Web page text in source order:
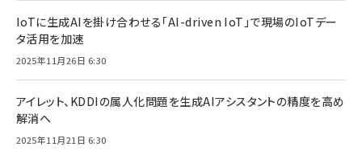
IoTに生成AIを掛け合わせる「AI-driven IoT」で現場のIoTデー
タ活用を加速
2025年11月26日 6:30
アイレット、KDDIの属人化問題を生成AIアシスタントの精度を高め
解消へ
2025年11月21日 6:30